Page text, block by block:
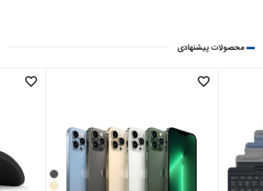
محصولات پیشنهادی
favorite_border
favorite_border